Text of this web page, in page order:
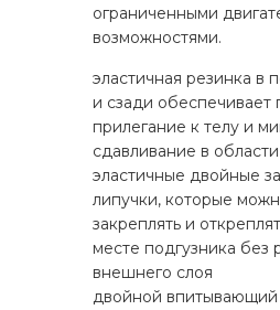
ограниченными
возможностями.
эластичная резинка в
и сзади обеспечивает
прилегание к телу и
сдавливание в
эластичные двойные
липучки, которые
закреплять и
месте подгузника без
внешнего слоя
двойной впитывающий